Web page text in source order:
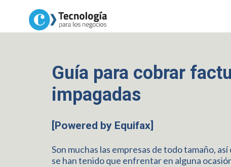
Guía para cobrar
impagadas
[Powered by Equifax]
Son muchas las empresas de todo tamaño,
se han tenido que enfrentar en alguna